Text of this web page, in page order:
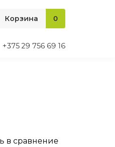
Корзина 0
+375 29 756 69 16
в сравнение